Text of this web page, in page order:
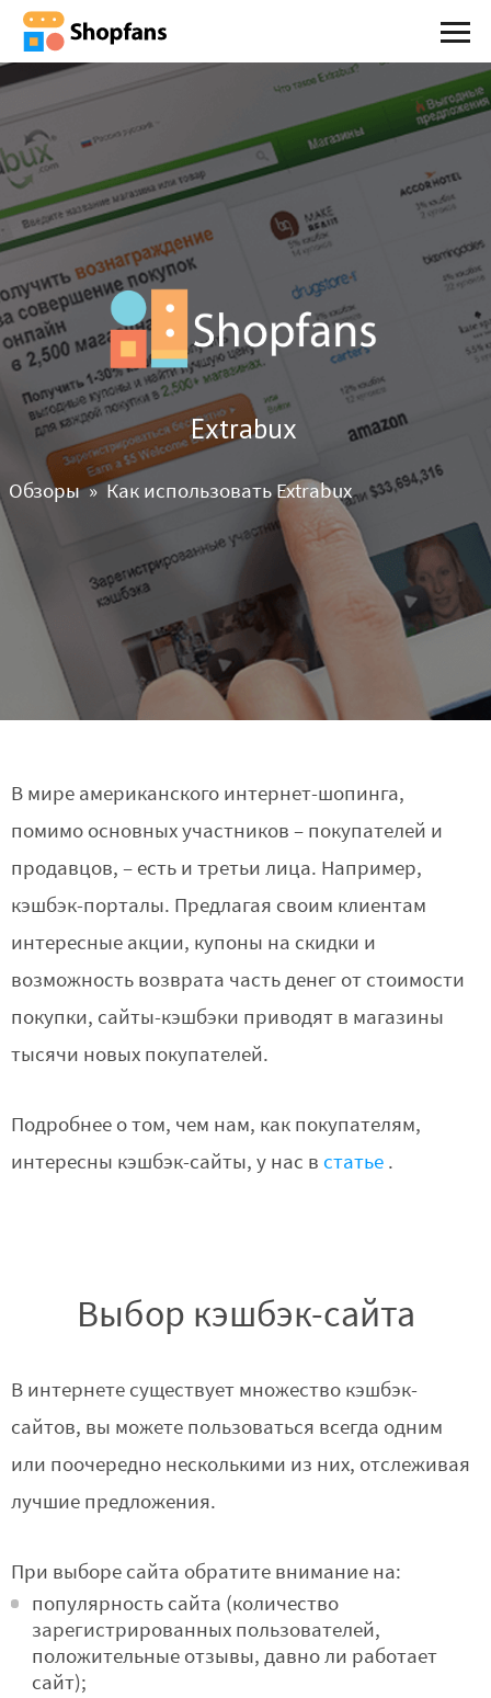
Extrabux
Обзоры Как использовать Extrabux
В мире американского интернет-шопинга,
помимо основных участников – покупателей и
продавцов, – есть и третьи лица. Например,
кэшбэк-порталы. Предлагая своим клиентам
интересные акции, купоны на скидки и
возможность возврата часть денег от стоимости
покупки, сайты-кэшбэки приводят в магазины
тысячи новых покупателей.
Подробнее о том, чем нам, как покупателям,
интересны кэшбэк-сайты, у нас в статье .
Выбор кэшбэк-сайта
В интернете существует множество кэшбэк-
сайтов, вы можете пользоваться всегда одним
или поочередно несколькими из них, отслеживая
лучшие предложения.
При выборе сайта обратите внимание на:
популярность сайта (количество
зарегистрированных пользователей,
положительные отзывы, давно ли работает
сайт);